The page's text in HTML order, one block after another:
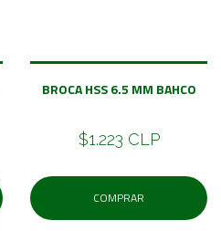
BROCA HSS 6.5 MM BAHCO
$1.223 CLP
COMPRAR